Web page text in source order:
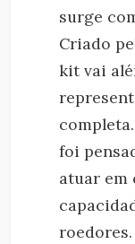
surge
Criado
kit vai
foi
atuar em